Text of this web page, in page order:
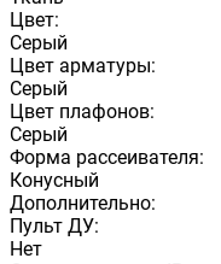
Цвет:
Серый
Цвет арматуры:
Серый
Цвет плафонов:
Серый
Форма рассеивателя:
Конусный
Дополнительно:
Пульт ДУ:
Нет